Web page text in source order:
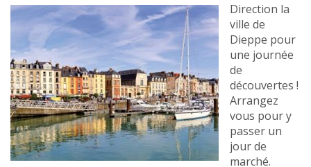
Direction la
ville de
Dieppe pour
une journée
de
découvertes !
Arrangez
vous pour y
passer un
jour de
marché.